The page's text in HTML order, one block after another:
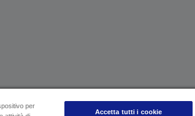
per
Accetta tutti i cookie